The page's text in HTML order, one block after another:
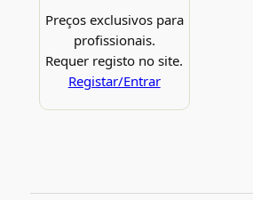
Preços exclusivos para
profissionais.
Requer registo no site.
Registar/Entrar